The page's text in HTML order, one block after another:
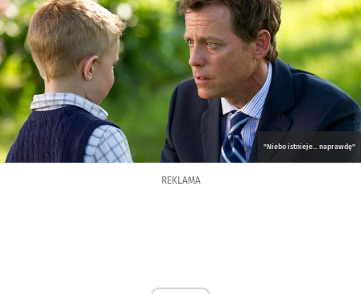
"Niebo istnieje... naprawdę"
REKLAMA